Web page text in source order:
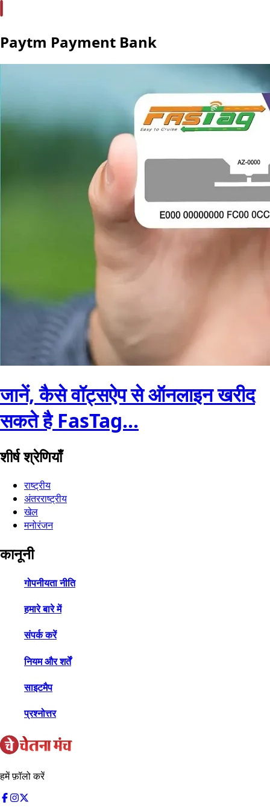
Paytm Payment Bank
जानें, कैसे वॉट्सऐप से ऑनलाइन खरीद
सकते है FasTag...
शीर्ष श्रेणियाँ
राष्ट्रीय
अंतरराष्ट्रीय
खेल
मनोरंजन
कानूनी
गोपनीयता नीति
हमारे बारे में
संपर्क करें
नियम और शर्तें
साइटमैप
प्रश्नोत्तर
हमें फ़ॉलो करें